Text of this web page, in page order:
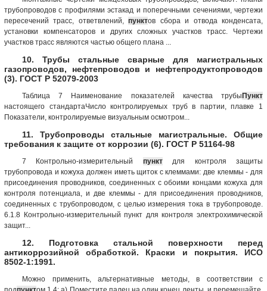
трубопроводов с профилями эстакад и поперечными сечениями, чертежи
пересечений трасс, ответвлений,пунктов сбора и отвода конденсата,
установки компенсаторов и других сложных участков трасс. Чертежи
участков трасс являются частью общего плана ...
10. Трубы стальные сварные для магистральных
газопроводов, нефтепроводов и нефтепродуктопроводов
(3). ГОСТ Р 52079-2003
Таблица 7 Наименование показателей качества трубыПункт
настоящего стандартаЧисло контролируемых труб в партии, плавке 1
Показатели, контролируемые визуальным осмотром...
11. Трубопроводы стальные магистральные. Общие
требования к защите от коррозии (6). ГОСТ Р 51164-98
7 Контрольно-измерительный пунктдля контроля защиты
трубопровода и кожуха должен иметь щиток с клеммами: две клеммы - для
присоединения проводников, соединенных с обоими концами кожуха для
контроля потенциала, и две клеммы - для присоединения проводников,
соединенных с трубопроводом, с целью измерения тока в трубопроводе.
6.1.8 Контрольно-измерительный пункт для контроля электрохимической
защит...
12. Подготовка стальной поверхности перед
антикоррозийной обработкой. Краски и покрытия. ИСО
8502-1:1991.
Можно применить, альтернативные методы, в соответствии с